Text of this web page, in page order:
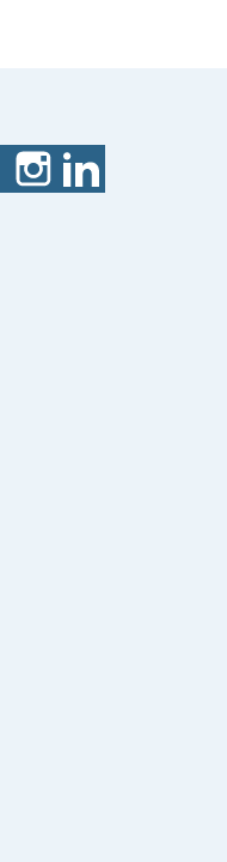
FacebookInstagram